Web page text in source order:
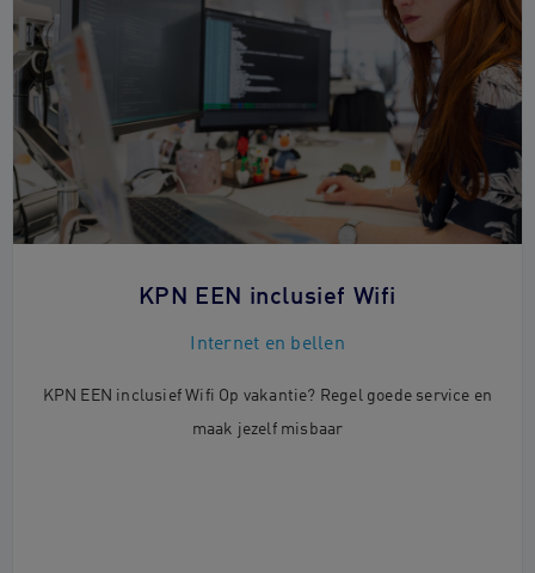
KPN EEN inclusief Wifi
Internet en bellen
KPN EEN inclusief Wifi Op vakantie? Regel goede service en
maak jezelf misbaar